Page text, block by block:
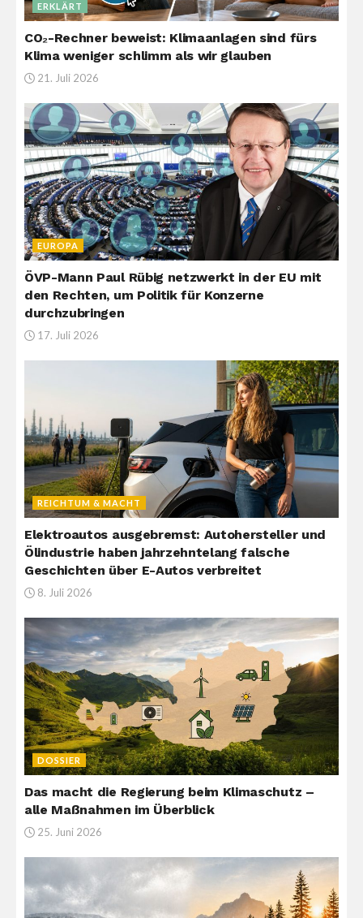
ERKLÄRT
CO₂-Rechner beweist: Klimaanlagen sind fürs
Klima weniger schlimm als wir glauben
21. Juli 2026
EUROPA
ÖVP-Mann Paul Rübig netzwerkt in der EU mit
den Rechten, um Politik für Konzerne
durchzubringen
17. Juli 2026
REICHTUM & MACHT
Elektroautos ausgebremst: Autohersteller und
Ölindustrie haben jahrzehntelang falsche
Geschichten über E-Autos verbreitet
8. Juli 2026
DOSSIER
Das macht die Regierung beim Klimaschutz –
alle Maßnahmen im Überblick
25. Juni 2026